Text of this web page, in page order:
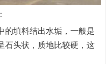
的填料结出水垢，一般是
石头状，质地比较硬，这